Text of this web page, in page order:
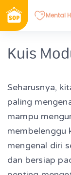
Mental
Kuis
Seharusnya,
paling
mampu
membelenggu
mengenal diri
dan bersiap